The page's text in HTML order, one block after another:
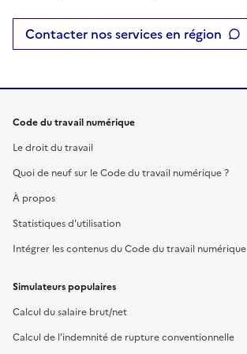
Contacter nos services en région
Code du travail numérique
Le droit du travail
Quoi de neuf sur le Code du travail numérique ?
À propos
Statistiques d'utilisation
Intégrer les contenus du Code du travail numérique
Simulateurs populaires
Calcul du salaire brut/net
Calcul de l'indemnité de rupture conventionnelle